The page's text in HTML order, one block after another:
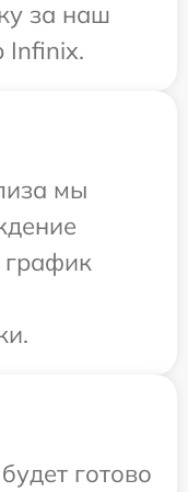
за наш
Infinix.
мы
график
готово